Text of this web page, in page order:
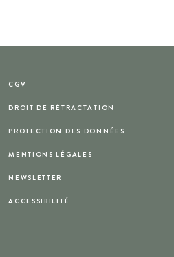
CGV
DROIT DE RÉTRACTATION
PROTECTION DES DONNÉES
MENTIONS LÉGALES
NEWSLETTER
ACCESSIBILITÉ